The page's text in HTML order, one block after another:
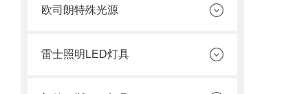
欧司朗特殊光源
雷士照明LED灯具